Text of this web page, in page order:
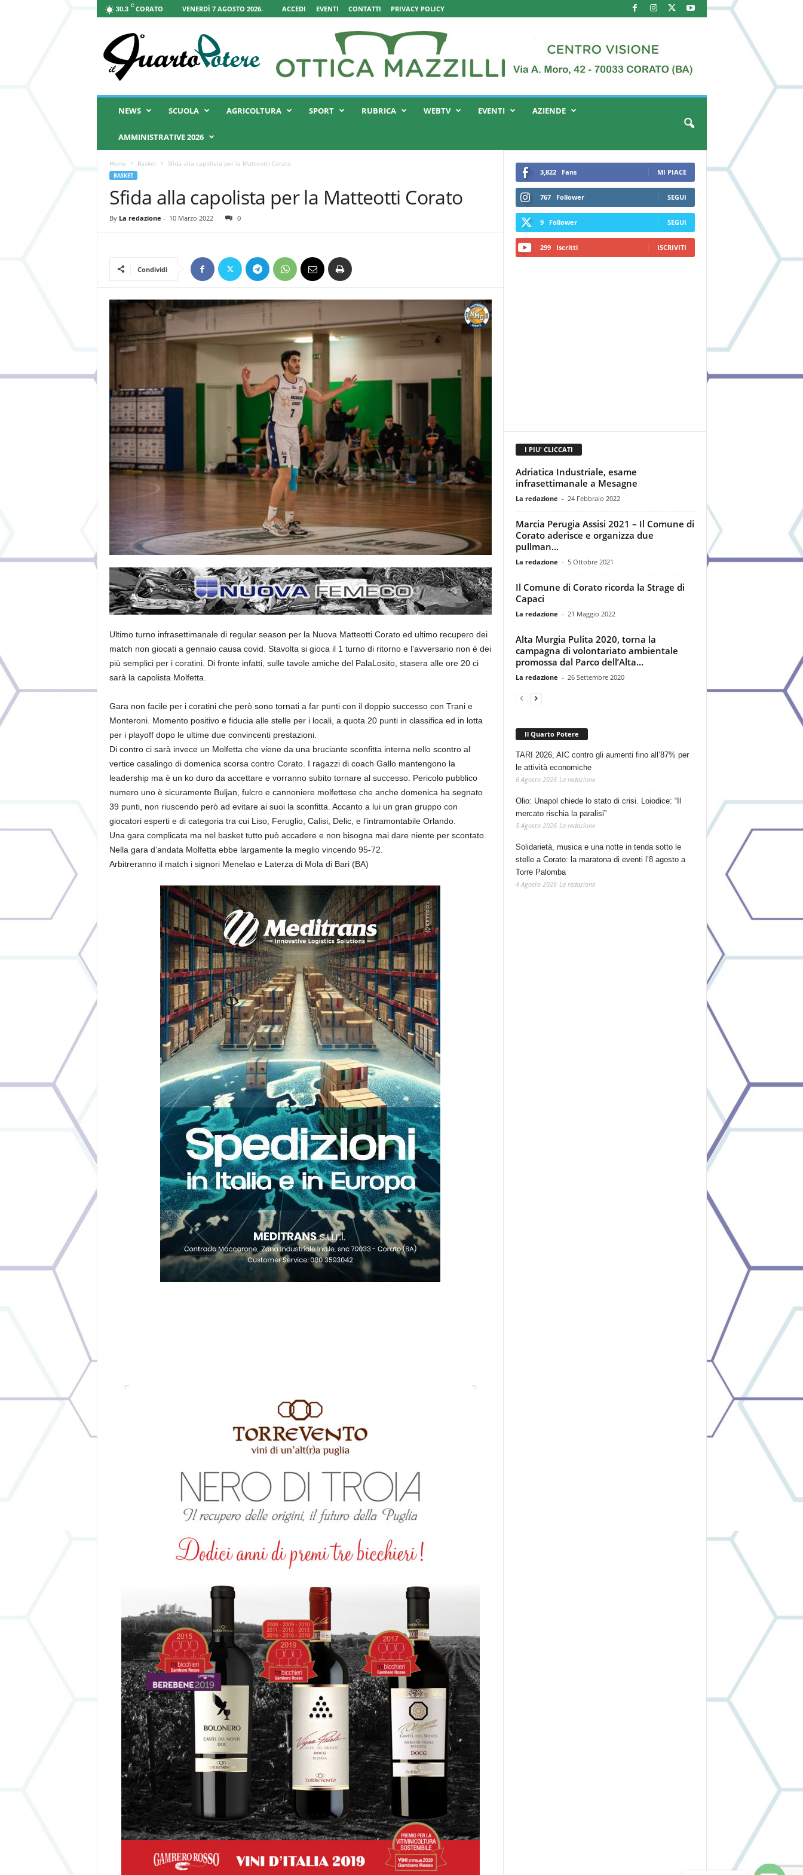
30.3 C CORATO VENERDÌ 7 AGOSTO 2026. ACCEDI EVENTI CONTATTI PRIVACY POLICY
Q
NEWS SCUOLA AGRICOLTURA SPORT RUBRICA WEBTV EVENTI AZIENDE
AMMINISTRATIVE 2026
Home Basket Sfida alla capolista per la Matteotti Corato
BASKET
Sfida alla capolista per la Matteotti Corato
By La redazione - 10 Marzo 2022 0
Condividi
Ultimo turno infrasettimanale di regular season per la Nuova Matteotti Corato ed ultimo recupero dei
match non giocati a gennaio causa covid. Stavolta si gioca il 1 turno di ritorno e l’avversario non è dei
più semplici per i coratini. Di fronte infatti, sulle tavole amiche del PalaLosito, stasera alle ore 20 ci
sarà la capolista Molfetta.
Gara non facile per i coratini che però sono tornati a far punti con il doppio successo con Trani e
Monteroni. Momento positivo e fiducia alle stelle per i locali, a quota 20 punti in classifica ed in lotta
per i playoff dopo le ultime due convincenti prestazioni.
Di contro ci sarà invece un Molfetta che viene da una bruciante sconfitta interna nello scontro al
vertice casalingo di domenica scorsa contro Corato. I ragazzi di coach Gallo mantengono la
leadership ma è un ko duro da accettare e vorranno subito tornare al successo. Pericolo pubblico
numero uno è sicuramente Buljan, fulcro e cannoniere molfettese che anche domenica ha segnato
39 punti, non riuscendo però ad evitare ai suoi la sconfitta. Accanto a lui un gran gruppo con
giocatori esperti e di categoria tra cui Liso, Feruglio, Calisi, Delic, e l’intramontabile Orlando.
Una gara complicata ma nel basket tutto può accadere e non bisogna mai dare niente per scontato.
Nella gara d’andata Molfetta ebbe largamente la meglio vincendo 95-72.
Arbitreranno il match i signori Menelao e Laterza di Mola di Bari (BA)
3,822 Fans MI PIACE
767 Follower SEGUI
9 Follower SEGUI
299 Iscritti ISCRIVITI
I PIU' CLICCATI
Adriatica Industriale, esame
infrasettimanale a Mesagne
La redazione - 24 Febbraio 2022
Marcia Perugia Assisi 2021 – Il Comune di
Corato aderisce e organizza due
pullman...
La redazione - 5 Ottobre 2021
Il Comune di Corato ricorda la Strage di
Capaci
La redazione - 21 Maggio 2022
Alta Murgia Pulita 2020, torna la
campagna di volontariato ambientale
promossa dal Parco dell’Alta...
La redazione - 26 Settembre 2020
Il Quarto Potere
TARI 2026, AIC contro gli aumenti fino all’87% per
le attività economiche
6 Agosto 2026 La redazione
Olio: Unapol chiede lo stato di crisi. Loiodice: “Il
mercato rischia la paralisi”
5 Agosto 2026 La redazione
Solidarietà, musica e una notte in tenda sotto le
stelle a Corato: la maratona di eventi l’8 agosto a
Torre Palomba
4 Agosto 2026 La redazione